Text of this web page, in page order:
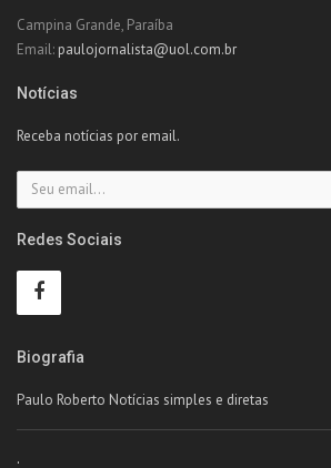
Campina Grande, Paraíba
Email: paulojornalista@uol.com.br
Notícias
Receba notícias por email.
Redes Sociais
Biografia
Paulo Roberto Notícias simples e diretas
.